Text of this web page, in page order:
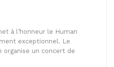
à l’honneur le Human
exceptionnel. Le
organise un concert de